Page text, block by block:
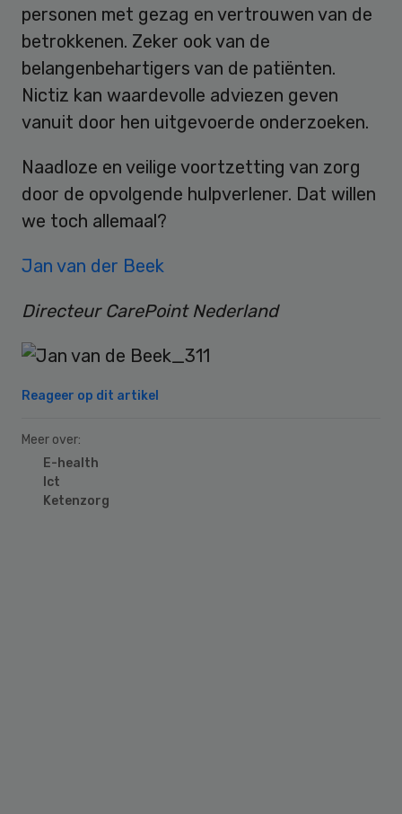
personen met gezag en vertrouwen van de
betrokkenen. Zeker ook van de
belangenbehartigers van de patiënten.
Nictiz kan waardevolle adviezen geven
vanuit door hen uitgevoerde onderzoeken.
Naadloze en veilige voortzetting van zorg
door de opvolgende hulpverlener. Dat willen
we toch allemaal?
Jan van der Beek
Directeur CarePoint Nederland
Reageer op dit artikel
Meer over:
E-health
Ict
Ketenzorg